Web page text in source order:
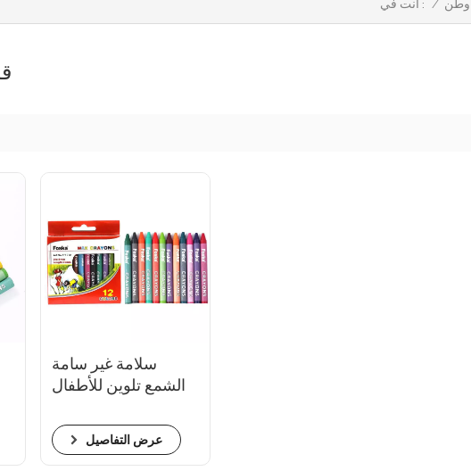
أنت في : / وطن
سلامة غير سامة
الشمع تلوين للأطفال
عرض التفاصيل